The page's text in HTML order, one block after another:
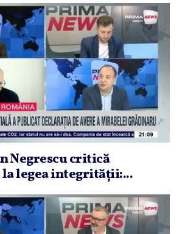
Negrescu critică
legea integrităţii:...